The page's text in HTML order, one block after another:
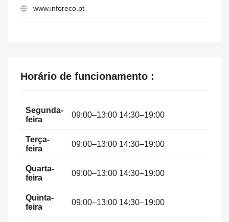
www.inforeco.pt
Horário de funcionamento :
Segunda-
feira
09:00–13:00 14:30–19:00
Terça-
feira
09:00–13:00 14:30–19:00
Quarta-
feira
09:00–13:00 14:30–19:00
Quinta-
feira
09:00–13:00 14:30–19:00